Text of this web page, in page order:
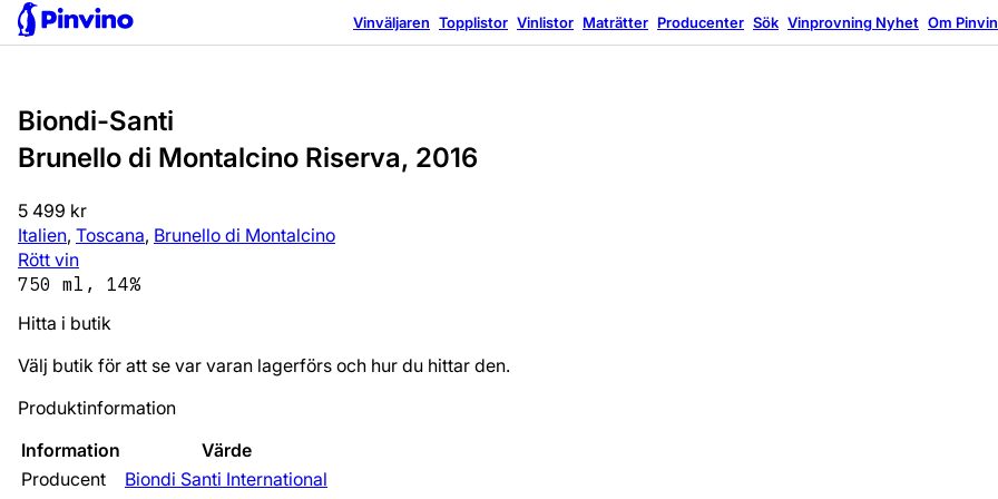
Vinväljaren Topplistor Vinlistor Maträtter Producenter Sök Vinprovning Nyhet Om
Biondi-Santi
Brunello di Montalcino Riserva, 2016
5 499 kr
Italien, Toscana, Brunello di Montalcino
Rött vin
750 ml, 14%
Hitta i butik
Välj butik för att se var varan lagerförs och hur du hittar den.
Produktinformation
Information
Värde
Producent
Biondi Santi International